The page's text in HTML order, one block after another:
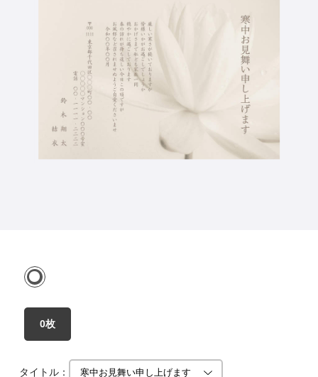
お支払い方法
出荷日・配送
ご利用ガイド
年賀家族について
お問い合わせ
0枚
タイトル：